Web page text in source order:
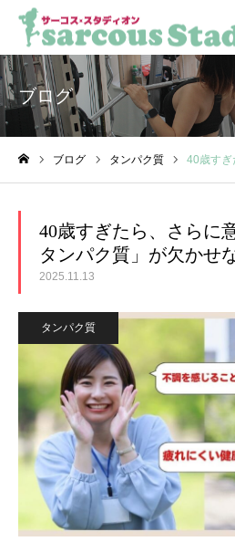
ブログ
ブログ タンパク質 40歳すぎたら、さ
40歳すぎたら、さらに
タンパク質」が欠かせ
2025.11.13
タンパク質